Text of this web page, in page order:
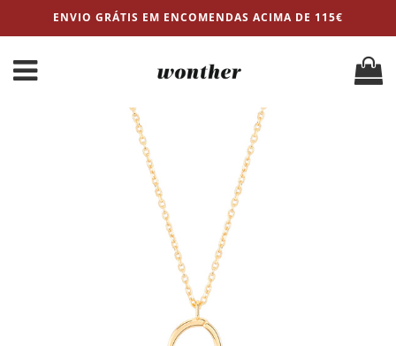
ENVIO GRÁTIS EM ENCOMENDAS ACIMA DE 115€